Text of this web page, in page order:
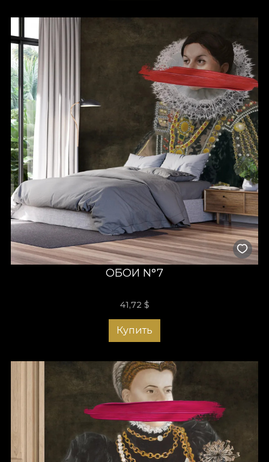
ОБОИ N°7
41,72 $
Купить